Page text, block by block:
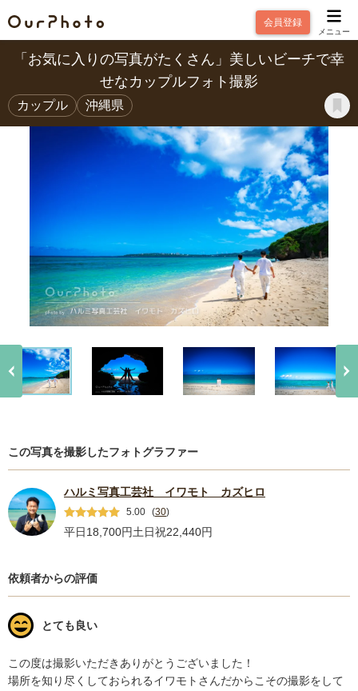
会員登録
メニュー
「お気に入りの写真がたくさん」美しいビーチで幸
せなカップルフォト撮影
カップル 沖縄県
この写真を撮影したフォトグラファー
ハルミ写真工芸社 イワモト カズヒロ
5.00 (30)
平日18,700円土日祝22,440円
依頼者からの評価
とても良い
この度は撮影いただきありがとうございました！
場所を知り尽くしておられるイワモトさんだからこその撮影をして